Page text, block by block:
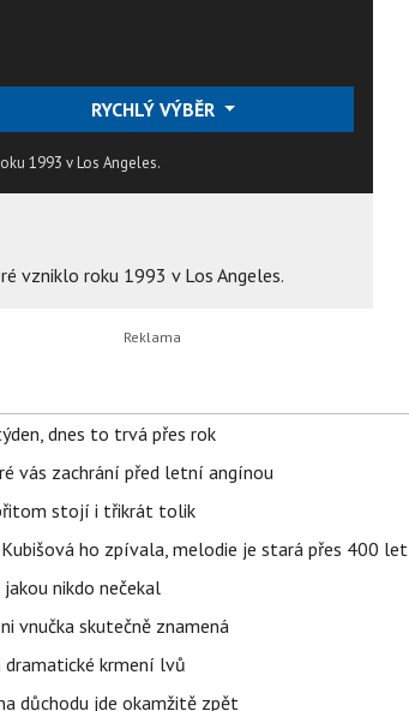
RYCHLÝ VÝBĚR
1993 v Los Angeles.
vzniklo roku 1993 v Los Angeles.
dnes to trvá přes rok
vás zachrání před letní angínou
stojí i třikrát tolik
ho zpívala, melodie je stará přes 400 let
nikdo nečekal
vnučka skutečně znamená
krmení lvů
důchodu jde okamžitě zpět